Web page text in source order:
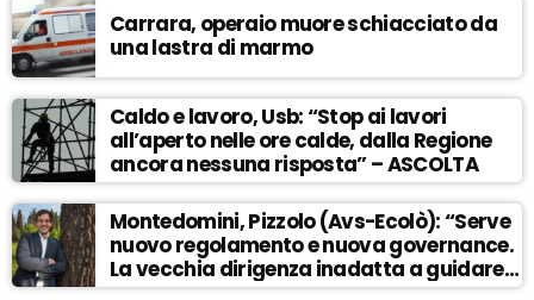
Carrara, operaio muore schiacciato da
una lastra di marmo
Caldo e lavoro, Usb: “Stop ai lavori
all’aperto nelle ore calde, dalla Regione
ancora nessuna risposta” – ASCOLTA
Montedomini, Pizzolo (Avs-Ecolò): “Serve
nuovo regolamento e nuova governance.
La vecchia dirigenza inadatta a guidare
la svolta” – ASCOLTA